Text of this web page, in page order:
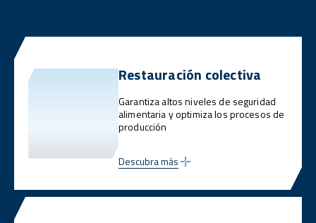
Restauración colectiva
Garantiza altos niveles de seguridad
alimentaria y optimiza los procesos de
producción
Descubra más